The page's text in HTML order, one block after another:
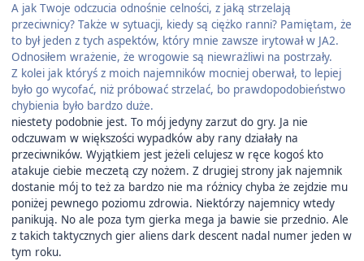
A jak Twoje odczucia odnośnie celności, z jaką strzelają
przeciwnicy? Także w sytuacji, kiedy są ciężko ranni? Pamiętam, że
to był jeden z tych aspektów, który mnie zawsze irytował w JA2.
Odnosiłem wrażenie, że wrogowie są niewrażliwi na postrzały.
Z kolei jak któryś z moich najemników mocniej oberwał, to lepiej
było go wycofać, niż próbować strzelać, bo prawdopodobieństwo
chybienia było bardzo duże.
niestety podobnie jest. To mój jedyny zarzut do gry. Ja nie
odczuwam w większości wypadków aby rany działały na
przeciwników. Wyjątkiem jest jeżeli celujesz w ręce kogoś kto
atakuje ciebie meczetą czy nożem. Z drugiej strony jak najemnik
dostanie mój to też za bardzo nie ma różnicy chyba że zejdzie mu
poniżej pewnego poziomu zdrowia. Niektórzy najemnicy wtedy
panikują. No ale poza tym gierka mega ja bawie sie przednio. Ale
z takich taktycznych gier aliens dark descent nadal numer jeden w
tym roku.